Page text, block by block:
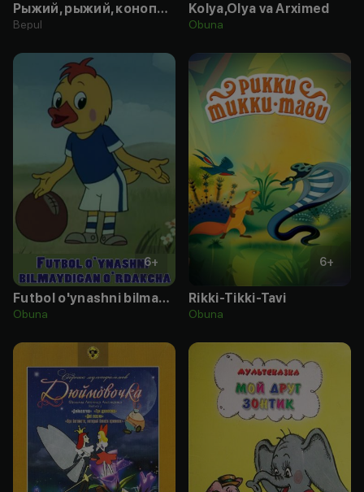
Рыжий, рыжий, конопатый
Bepul
Kolya,Olya va Arximed
Obuna
6+
Futbol o'ynashni bilmaydigan o'rdakcha
Obuna
6+
Rikki-Tikki-Tavi
Obuna